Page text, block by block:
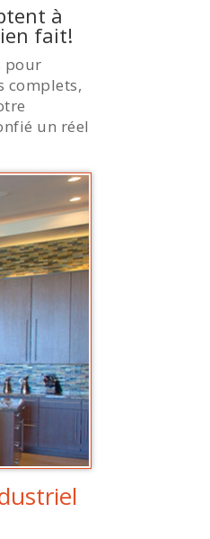
à
fait!
pour
complets,
un réel